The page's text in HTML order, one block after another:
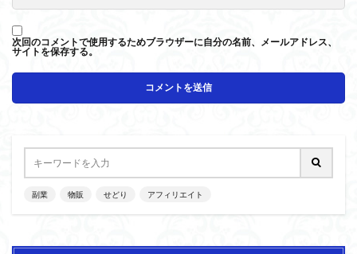
次回のコメントで使用するためブラウザーに自分の名前、メールアドレス、
サイトを保存する。
副業 物販 せどり アフィリエイト